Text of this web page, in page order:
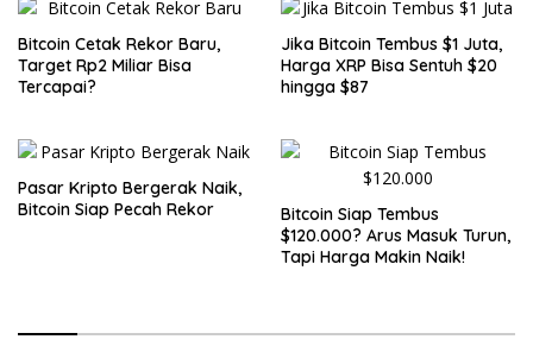
Bitcoin Cetak Rekor Baru,
Target Rp2 Miliar Bisa
Tercapai?
Jika Bitcoin Tembus $1 Juta,
Harga XRP Bisa Sentuh $20
hingga $87
Pasar Kripto Bergerak Naik,
Bitcoin Siap Pecah Rekor
Bitcoin Siap Tembus
$120.000? Arus Masuk Turun,
Tapi Harga Makin Naik!